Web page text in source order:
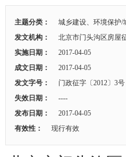
主题分类：
城乡建设、环境保护/
发文机构：
北京市门头沟区房屋
实施日期：
2017-04-05
成文日期：
2017-04-05
发文字号：
门政征字〔2012〕3号
失效日期：
----
发布日期：
2017-04-05
有效性：
现行有效